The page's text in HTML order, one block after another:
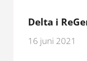
Delta i
16 juni 2021